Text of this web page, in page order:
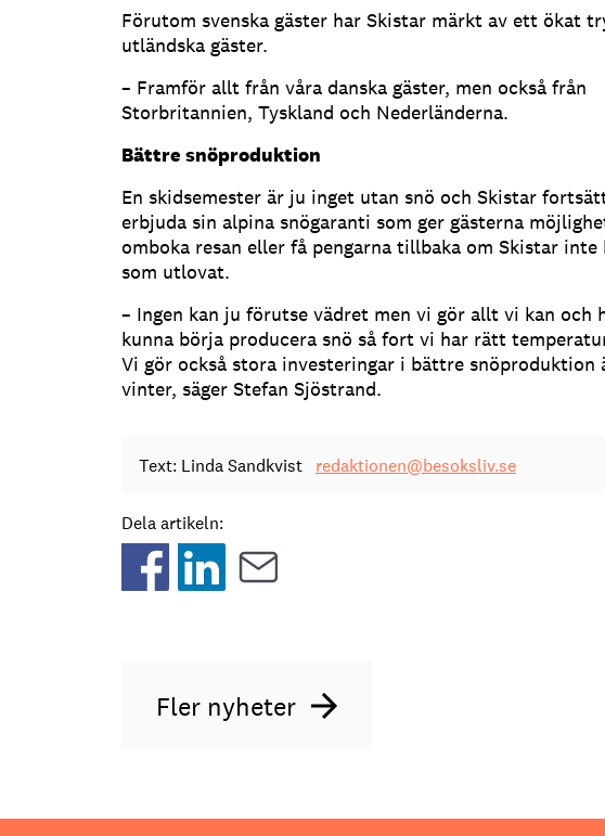
Förutom svenska gäster har Skistar märkt av ett ökat
utländska gäster.
– Framför allt från våra danska gäster, men också från
Storbritannien, Tyskland och Nederländerna.
Bättre snöproduktion
En skidsemester är ju inget utan snö och Skistar
erbjuda sin alpina snögaranti som ger gästerna
omboka resan eller få pengarna tillbaka om Skistar inte
som utlovat.
– Ingen kan ju förutse vädret men vi gör allt vi kan och
kunna börja producera snö så fort vi har rätt
Vi gör också stora investeringar i bättre snöproduktion
vinter, säger Stefan Sjöstrand.
Text: Linda Sandkvist redaktionen@besoksliv.se
Dela artikeln:
Fler nyheter